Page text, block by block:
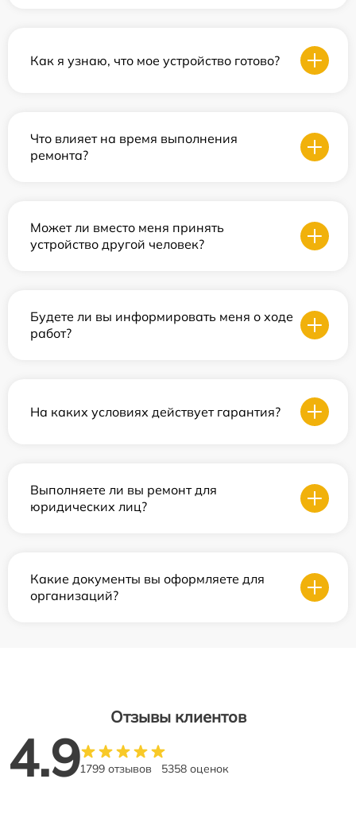
Как я узнаю, что мое устройство готово?
Что влияет на время выполнения
ремонта?
Может ли вместо меня принять
устройство другой человек?
Будете ли вы информировать меня о ходе
работ?
На каких условиях действует гарантия?
Выполняете ли вы ремонт для
юридических лиц?
Какие документы вы оформляете для
организаций?
Отзывы клиентов
4.91799 отзывов 5358 оценок